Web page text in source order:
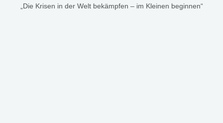
„Die Krisen in der Welt bekämpfen – im Kleinen beginnen“